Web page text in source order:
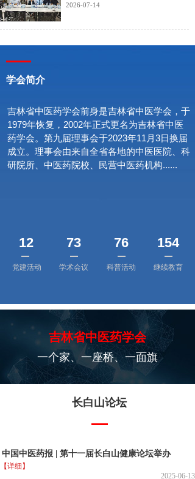
2026-07-14
学会简介
12 73 76
学术会议
党建活动
吉林省中医药学会前身是吉林省中医学会，于
1979年恢复，2002年正式更名为吉林省中医
药学会。第九届理事会于2023年11月3日换届
成立。理事会由来自全省各地的中医医院、科
研院所、中医药院校、民营中医药机构......
继续教育
科普活动
154
吉林省中医药学会
一个家、一座桥、一面旗
长白山论坛
中国中医药报 | 第十一届长白山健康论坛举办
【详细】
2025-06-13